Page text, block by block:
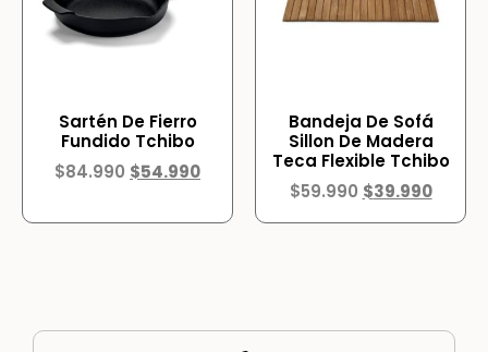
Sartén De Fierro
Fundido Tchibo
$84.990 $54.990
Bandeja De Sofá
Sillon De Madera
Teca Flexible Tchibo
$59.990 $39.990